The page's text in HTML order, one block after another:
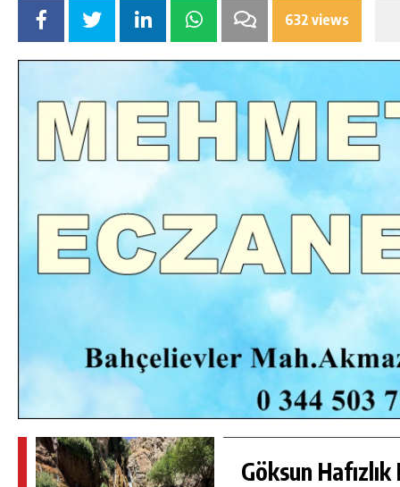
632 views
Göksun Hafızlık
GÜNLÜK HABER AKIŞI
GÖKSUN HAFIZLIK KIZ KUR’AN KURSU
ÖĞRENCILERINE DARENDE GEZISI.